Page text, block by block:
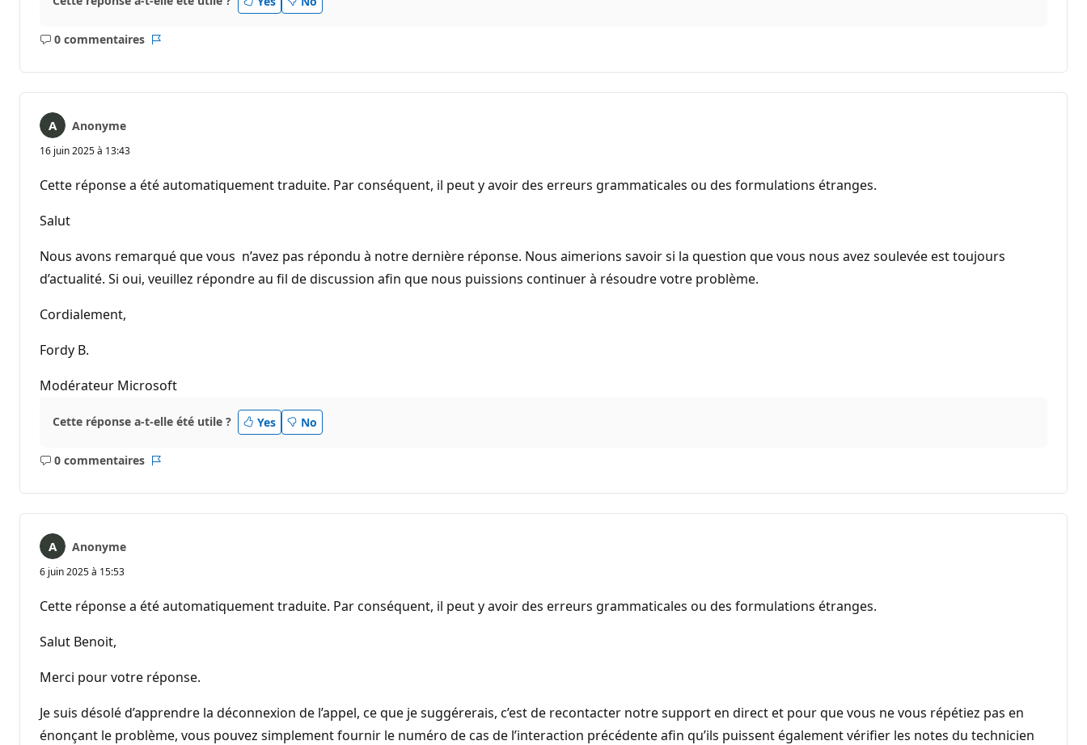
0 commentaires
Aucun
Anonyme
16 juin 2025 à 13:43
Cette réponse a été automatiquement traduite. Par conséquent, il peut y avoir des erreurs grammaticales ou des formulations étranges.
Salut
Nous avons remarqué que vous n’avez pas répondu à notre dernière réponse. Nous aimerions savoir si la question que vous nous avez soulevée est toujours
d’actualité. Si oui, veuillez répondre au fil de discussion afin que nous puissions continuer à résoudre votre problème.
Cordialement,
Fordy B.
Modérateur Microsoft
Cette réponse a-t-elle été utile ? Yes No
0 commentaires
Aucun
Anonyme
6 juin 2025 à 15:53
Cette réponse a été automatiquement traduite. Par conséquent, il peut y avoir des erreurs grammaticales ou des formulations étranges.
Salut Benoit,
Merci pour votre réponse.
Je suis désolé d’apprendre la déconnexion de l’appel, ce que je suggérerais, c’est de recontacter notre support en direct et pour que vous ne vous répétiez pas en
énonçant le problème, vous pouvez simplement fournir le numéro de cas de l’interaction précédente afin qu’ils puissent également vérifier les notes du technicien